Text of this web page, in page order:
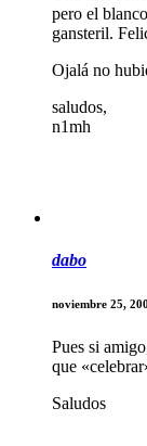
pero el
gansteril.
Ojalá no
saludos,
n1mh
dabo
noviembre 25,
Pues si
que
Saludos